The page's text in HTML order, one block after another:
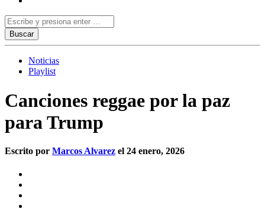
Noticias
Playlist
Canciones reggae por la paz
para Trump
Escrito por Marcos Alvarez el 24 enero, 2026